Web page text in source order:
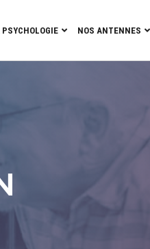
PSYCHOLOGIE NOS ANTENNES